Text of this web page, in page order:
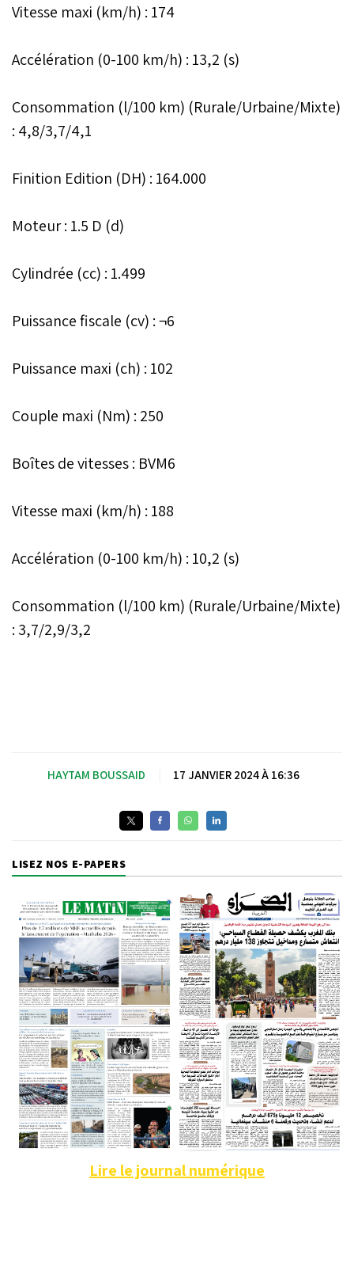
Vitesse maxi (km/h) : 174
Accélération (0-100 km/h) : 13,2 (s)
Consommation (l/100 km) (Rurale/Urbaine/Mixte)
: 4,8/3,7/4,1
Finition Edition (DH) : 164.000
Moteur : 1.5 D (d)
Cylindrée (cc) : 1.499
Puissance fiscale (cv) : ¬6
Puissance maxi (ch) : 102
Couple maxi (Nm) : 250
Boîtes de vitesses : BVM6
Vitesse maxi (km/h) : 188
Accélération (0-100 km/h) : 10,2 (s)
Consommation (l/100 km) (Rurale/Urbaine/Mixte)
: 3,7/2,9/3,2
HAYTAM BOUSSAID 17 JANVIER 2024 À 16:36
LISEZ NOS E-PAPERS
Lire le journal numérique